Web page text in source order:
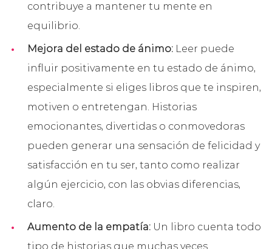
contribuye a mantener tu mente en
equilibrio.
Mejora del estado de ánimo: Leer puede
influir positivamente en tu estado de ánimo,
especialmente si eliges libros que te inspiren,
motiven o entretengan. Historias
emocionantes, divertidas o conmovedoras
pueden generar una sensación de felicidad y
satisfacción en tu ser, tanto como realizar
algún ejercicio, con las obvias diferencias,
claro.
Aumento de la empatía: Un libro cuenta todo
tipo de historias que muchas veces